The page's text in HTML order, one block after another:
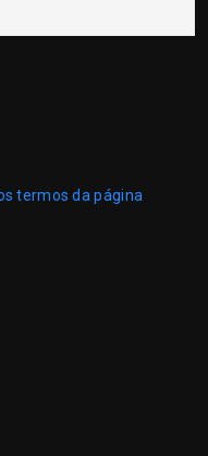
termos da página